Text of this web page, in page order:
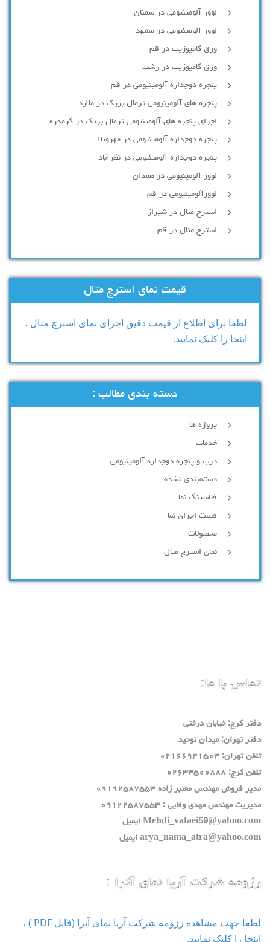
لوور آلومینیومی در سمنان
لوور آلومینیومی در مشهد
ورق کامپوزیت در قم
ورق کامپوزیت در رشت
پنجره دوجداره آلومينيومی در قم
پنجره های آلومینیومی ترمال بریک در ملارد
اجرای پنجره های آلومینیومی ترمال بریک در گرمدره
پنجره دوجداره آلومینیومی در مهرویلا
پنجره دوجداره آلومینیومی در نظرآباد
لوور آلومینیومی در همدان
لوورآلومینیومی در قم
استرچ متال در شیراز
استرچ متال در قم
قیمت نمای استرچ متال
لطفا برای اطلاع از قیمت دقیق اجرای نمای استرچ متال ،
اینجا را کلیک نمایید.
دسته بندی مطالب :
پروژه ها
خدمات
درب و پنجره دوجداره آلومینیومی
دسته‌بندی نشده
فلاشینگ نما
قیمت اجرای نما
محصولات
نمای استرچ متال
تماس با ما:
دفتر كرج: خيابان درختي
دفتر تهران: ميدان توحيد
تلفن تهران: ٠٢١٦٦٩٤١٥٠٣
تلفن كرج: ٠٢٦٣٣٥٠٠٨٨٨
مدير فروش مهندس معتبر زاده ٠٩١٩٢٥٨٧٥٥٣
مديريت مهندس مهدي وفايي : ٠٩١٢٢٥٨٧٥٥٣
Mehdi_vafaei59@yahoo.com ايميل
arya_nama_atra@yahoo.com ايميل
رزومه شرکت آریا نمای آترا :
لطفا جهت مشاهده رزومه شرکت آریا نمای آترا (فایل PDF ) ،
اینجا را کلیک نمایید.